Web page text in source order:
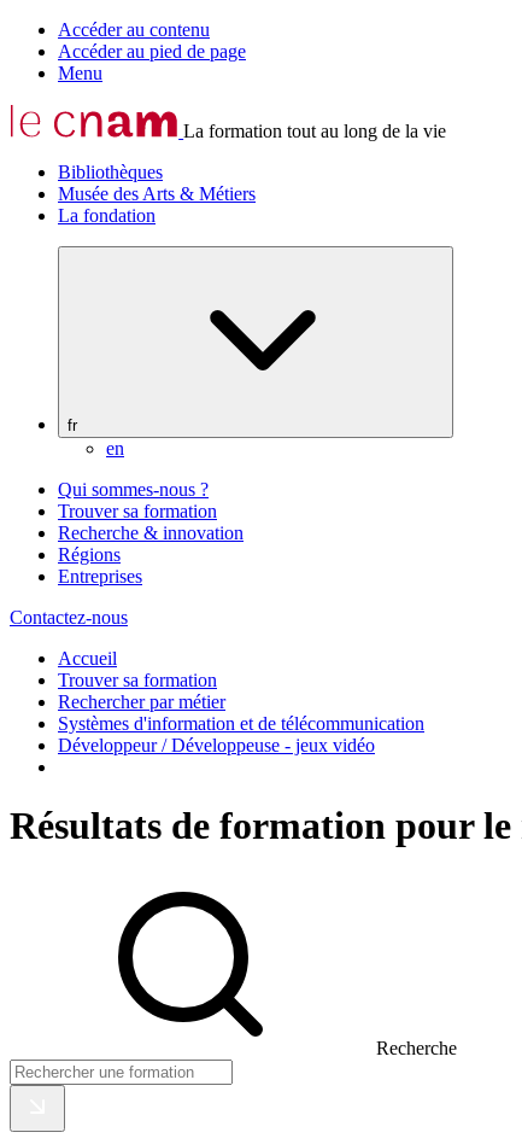
Accéder au contenu
Accéder au pied de page
Menu
La formation tout au long de la vie
Bibliothèques
Musée des Arts & Métiers
La fondation
fr
en
Qui sommes-nous ?
Trouver sa formation
Recherche & innovation
Régions
Entreprises
Contactez-nous
Accueil
Trouver sa formation
Rechercher par métier
Systèmes d'information et de télécommunication
Développeur / Développeuse - jeux vidéo
Résultats de formation pour
Recherche